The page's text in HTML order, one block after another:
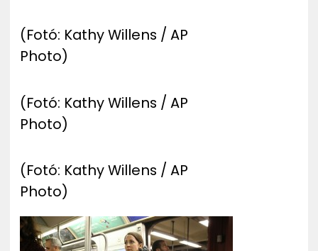
(Fotó: Kathy Willens / AP
Photo)
(Fotó: Kathy Willens / AP
Photo)
(Fotó: Kathy Willens / AP
Photo)